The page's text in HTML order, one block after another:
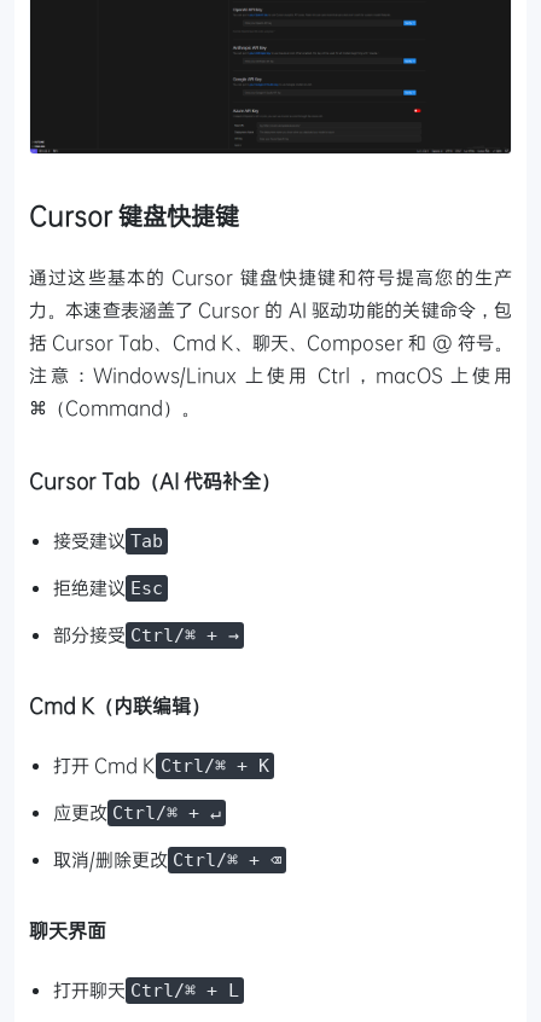
Cursor 键盘快捷键
通过这些基本的 Cursor 键盘快捷键和符号提高您的生产
力。本速查表涵盖了 Cursor 的 AI 驱动功能的关键命令，包
括 Cursor Tab、Cmd K、聊天、Composer 和 @ 符号。
注意：Windows/Linux 上使用 Ctrl，macOS 上使用
⌘（Command）。
Cursor Tab（AI 代码补全）
接受建议 Tab
拒绝建议 Esc
部分接受 Ctrl/⌘ + →
Cmd K（内联编辑）
打开 Cmd K Ctrl/⌘ + K
应更改 Ctrl/⌘ + ↵
取消/删除更改 Ctrl/⌘ + ⌫
聊天界面
打开聊天 Ctrl/⌘ + L